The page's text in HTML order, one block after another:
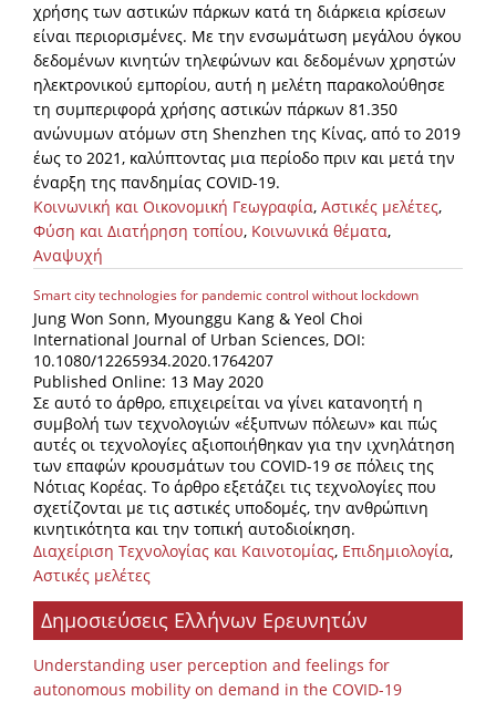
χρήσης των αστικών πάρκων κατά τη διάρκεια κρίσεων
είναι περιορισμένες. Με την ενσωμάτωση μεγάλου όγκου
δεδομένων κινητών τηλεφώνων και δεδομένων χρηστών
ηλεκτρονικού εμπορίου, αυτή η μελέτη παρακολούθησε
τη συμπεριφορά χρήσης αστικών πάρκων 81.350
ανώνυμων ατόμων στη Shenzhen της Κίνας, από το 2019
έως το 2021, καλύπτοντας μια περίοδο πριν και μετά την
έναρξη της πανδημίας COVID-19.
Κοινωνική και Οικονομική Γεωγραφία, Αστικές μελέτες,
Φύση και Διατήρηση τοπίου, Κοινωνικά θέματα,
Αναψυχή
Smart city technologies for pandemic control without lockdown
Jung Won Sonn, Myounggu Kang & Yeol Choi
International Journal of Urban Sciences, DOI:
10.1080/12265934.2020.1764207
Published Online: 13 May 2020
Σε αυτό το άρθρο, επιχειρείται να γίνει κατανοητή η
συμβολή των τεχνολογιών «έξυπνων πόλεων» και πώς
αυτές οι τεχνολογίες αξιοποιήθηκαν για την ιχνηλάτηση
των επαφών κρουσμάτων του COVID-19 σε πόλεις της
Νότιας Κορέας. Το άρθρο εξετάζει τις τεχνολογίες που
σχετίζονται με τις αστικές υποδομές, την ανθρώπινη
κινητικότητα και την τοπική αυτοδιοίκηση.
Διαχείριση Τεχνολογίας και Καινοτομίας, Επιδημιολογία,
Αστικές μελέτες
Δημοσιεύσεις Ελλήνων Ερευνητών
Understanding user perception and feelings for
autonomous mobility on demand in the COVID-19